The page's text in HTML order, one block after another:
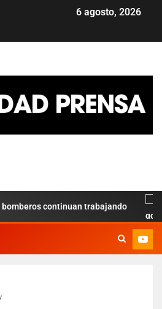
6 agosto, 2026
continuan trabajando